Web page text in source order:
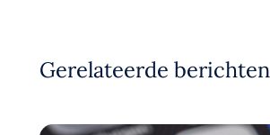
Gerelateerde berichten